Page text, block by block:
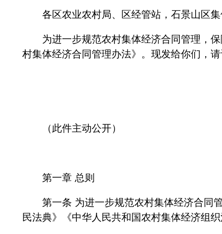
各区农业农村局、区经管站，石景山区集
为进一步规范农村集体经济合同管理，保
村集体经济合同管理办法》。现发给你们，
（此件主动公开）
第一章 总则
第一条 为进一步规范农村集体经济合同管
民法典》《中华人民共和国农村集体经济组